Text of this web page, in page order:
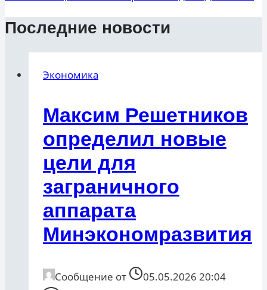
Последние новости
Экономика
Максим Решетников
определил новые
цели для
заграничного
аппарата
Минэкономразвития
Сообщение от
05.05.2026 20:04